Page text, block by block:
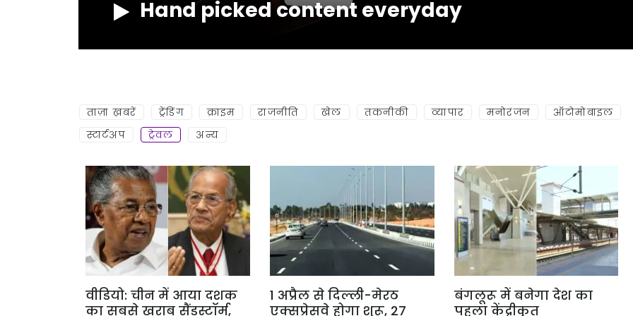
Hand picked content everyday
ताज़ा ख़बरें ट्रेंडिंग क्राइम राजनीति खेल तकनीकी व्यापार मनोरंजन
ऑटोमोबाइल
स्टार्टअप
ट्रेवल अन्य
वीडियो: चीन में आया दशक
का सबसे खराब सैंडस्टॉर्म,
1 अप्रैल से दिल्ली-मेरठ
एक्सप्रेसवे होगा शुरू, 27
बंगलूरू में बनेगा देश का
पहला केंद्रीकृत